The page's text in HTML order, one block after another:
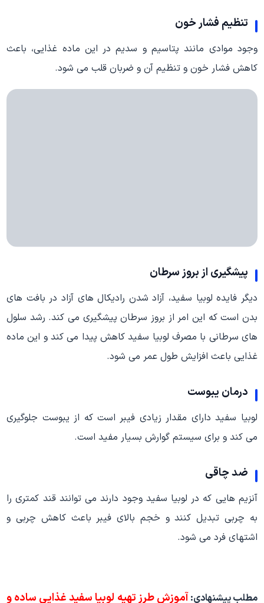
تنظیم فشار خون
وجود موادی مانند پتاسیم و سدیم در این ماده غذایی، باعث
کاهش فشار خون و تنظیم آن و ضربان قلب می شود.
پیشگیری از بروز سرطان
دیگر فایده لوبیا سفید، آزاد شدن رادیکال های آزاد در بافت های
بدن است که این امر از بروز سرطان پیشگیری می کند. رشد سلول
های سرطانی با مصرف لوبیا سفید کاهش پیدا می کند و این ماده
غذایی باعث افزایش طول عمر می شود.
درمان یبوست
لوبیا سفید دارای مقدار زیادی فیبر است که از یبوست جلوگیری
می کند و برای سیستم گوارش بسیار مفید است.
ضد چاقی
آنزیم هایی که در لوبیا سفید وجود دارند می توانند قند کمتری را
به چربی تبدیل کنند و خجم بالای فیبر باعث کاهش چربی و
اشتهای فرد می شود.
مطلب پیشنهادی:آموزش طرز تهیه لوبیا سفید غذایی ساده و